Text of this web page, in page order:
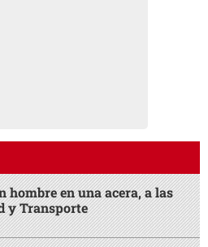
hombre en una acera, a las
y Transporte